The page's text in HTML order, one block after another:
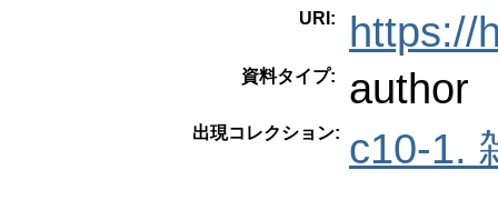
URI: https://
資料タイプ: author
出現コレクション: c10-1.